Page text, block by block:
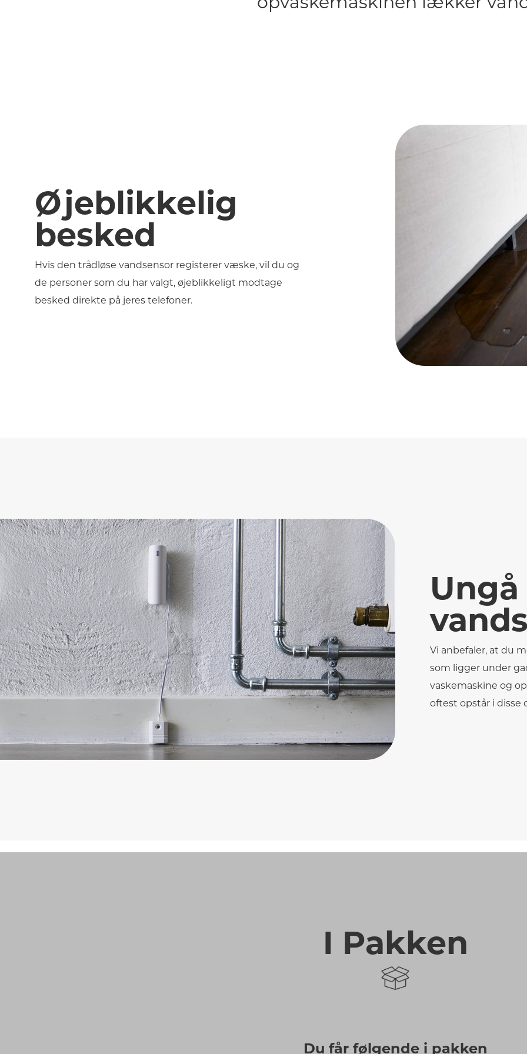
Øjeblikkelig
besked
Hvis den trådløse vandsensor registerer væske, vil du og
de personer som du har valgt, øjeblikkeligt modtage
besked direkte på jeres telefoner.
Ungå
Vi anbefaler, at du
som ligger under
vaskemaskine og
oftest opstår i disse
I Pakken
Du får følgende i pakken